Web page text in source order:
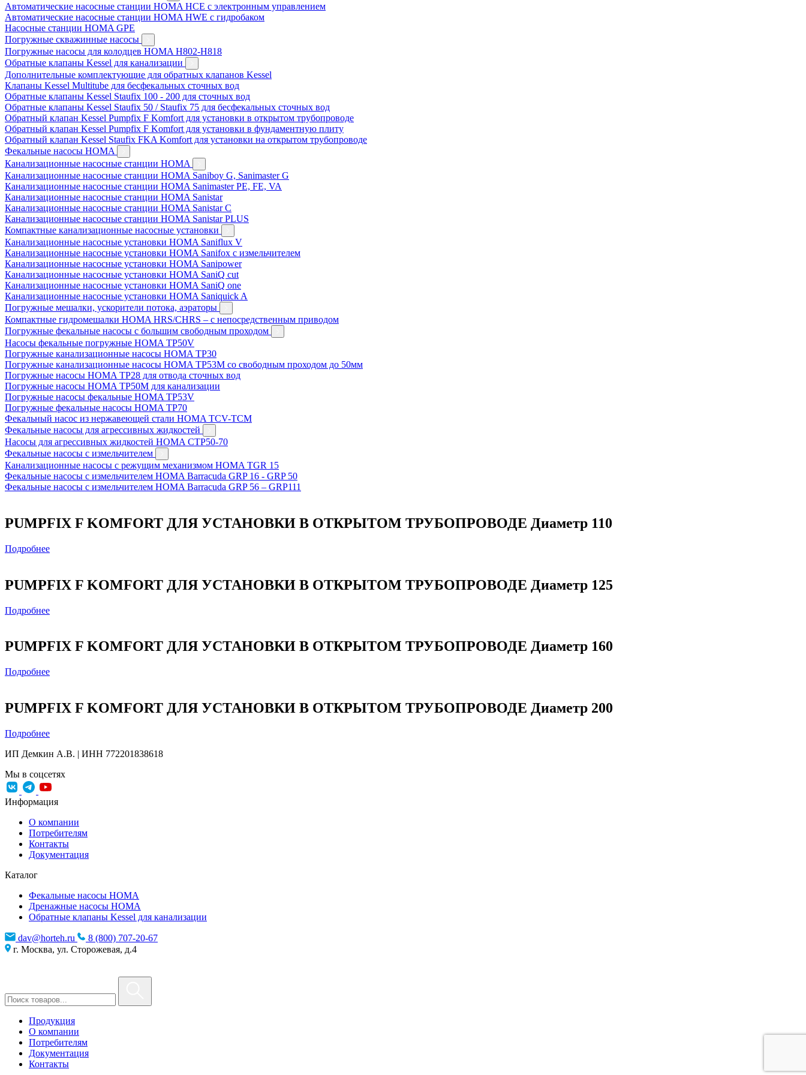
Автоматические насосные станции HOMA HCE с электронным управлением
Автоматические насосные станции HOMA HWE с гидробаком
Насосные станции HOMA GPE
Погружные скважинные насосы
Погружные насосы для колодцев HOMA H802-H818
Обратные клапаны Kessel для канализации
Дополнительные комплектующие для обратных клапанов Kessel
Клапаны Kessel Multitube для бесфекальных сточных вод
Обратные клапаны Kessel Staufix 100 - 200 для сточных вод
Обратные клапаны Kessel Staufix 50 / Staufix 75 для бесфекальных сточных вод
Обратный клапан Kessel Pumpfix F Komfort для установки в открытом трубопроводе
Обратный клапан Kessel Pumpfix F Komfort для установки в фундаментную плиту
Обратный клапан Kessel Staufix FKA Komfort для установки на открытом трубопроводе
Фекальные насосы HOMA
Канализационные насосные станции HOMA
Канализационные насосные станции HOMA Saniboy G, Sanimaster G
Канализационные насосные станции HOMA Sanimaster PE, FE, VA
Канализационные насосные станции HOMA Sanistar
Канализационные насосные станции HOMA Sanistar C
Канализационные насосные станции HOMA Sanistar PLUS
Компактные канализационные насосные установки
Канализационные насосные установки HOMA Saniflux V
Канализационные насосные установки HOMA Sanifox с измельчителем
Канализационные насосные установки HOMA Sanipower
Канализационные насосные установки HOMA SaniQ cut
Канализационные насосные установки HOMA SaniQ one
Канализационные насосные установки HOMA Saniquick A
Погружные мешалки, ускорители потока, аэраторы
Компактные гидромешалки HOMA HRS/CHRS – с непосредственным приводом
Погружные фекальные насосы с большим свободным проходом
Насосы фекальные погружные HOMA TP50V
Погружные канализационные насосы HOMA TP30
Погружные канализационные насосы HOMA TP53M со свободным проходом до 50мм
Погружные насосы HOMA TP28 для отвода сточных вод
Погружные насосы HOMA TP50M для канализации
Погружные насосы фекальные HOMA TP53V
Погружные фекальные насосы HOMA TP70
Фекальный насос из нержавеющей стали HOMA TCV-TCM
Фекальные насосы для агрессивных жидкостей
Насосы для агрессивных жидкостей HOMA CTP50-70
Фекальные насосы с измельчителем
Канализационные насосы с режущим механизмом HOMA TGR 15
Фекальные насосы с измельчителем HOMA Barracuda GRP 16 - GRP 50
Фекальные насосы с измельчителем HOMA Barracuda GRP 56 – GRP111
PUMPFIX F KOMFORT ДЛЯ УСТАНОВКИ В ОТКРЫТОМ ТРУБОПРОВОДЕ Диаметр 110
Подробнее
PUMPFIX F KOMFORT ДЛЯ УСТАНОВКИ В ОТКРЫТОМ ТРУБОПРОВОДЕ Диаметр 125
Подробнее
PUMPFIX F KOMFORT ДЛЯ УСТАНОВКИ В ОТКРЫТОМ ТРУБОПРОВОДЕ Диаметр 160
Подробнее
PUMPFIX F KOMFORT ДЛЯ УСТАНОВКИ В ОТКРЫТОМ ТРУБОПРОВОДЕ Диаметр 200
Подробнее
ИП Демкин А.В. | ИНН 772201838618
Мы в соцсетях
Информация
О компании
Потребителям
Контакты
Документация
Каталог
Фекальные насосы HOMA
Дренажные насосы HOMA
Обратные клапаны Kessel для канализации
dav@horteh.ru
8 (800) 707-20-67
г. Москва, ул. Сторожевая, д.4
Продукция
О компании
Потребителям
Документация
Контакты